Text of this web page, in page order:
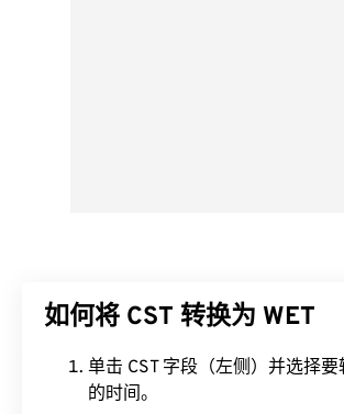
如何将 CST 转换为 WET
单击 CST 字段（左侧）并选择要
的时间。